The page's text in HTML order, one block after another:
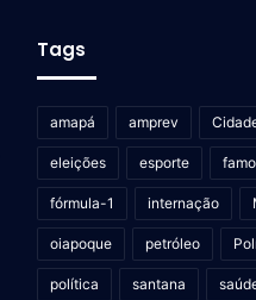
Tags
amapá amprev
eleições esporte
fórmula-1 internação
oiapoque petróleo
política santana